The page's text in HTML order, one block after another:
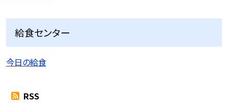
給食センター
今日の給食
RSS